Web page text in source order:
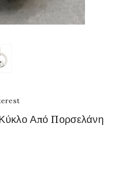
Κύκλο Από Πορσελάνη